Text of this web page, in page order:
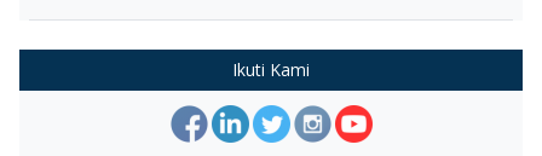
Ikuti Kami